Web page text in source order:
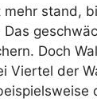
stand,
Doch
Viertel der